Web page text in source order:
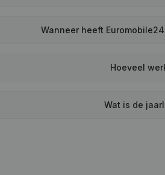
Wanneer heeft
Hoeveel
Wat is de